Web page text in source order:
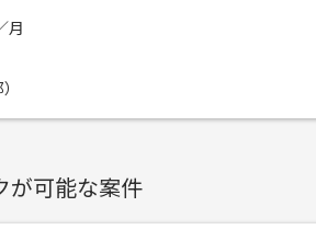
チームでの開発が得意な方にマッチしま
月
が可能な案件